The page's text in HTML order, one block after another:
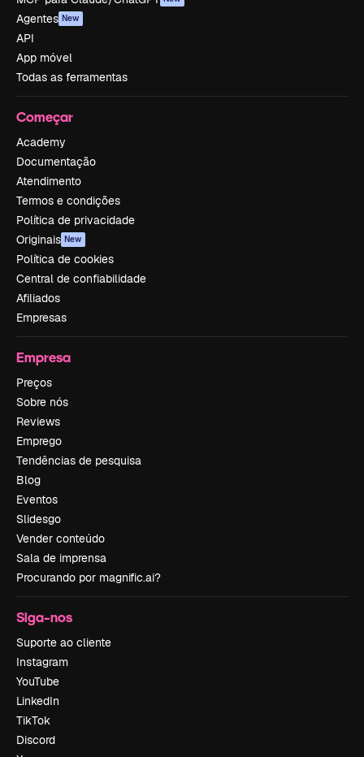
Agentes New
API
App móvel
Todas as ferramentas
Começar
Academy
Documentação
Atendimento
Termos e condições
Política de privacidade
Originais New
Política de cookies
Central de confiabilidade
Afiliados
Empresas
Empresa
Preços
Sobre nós
Reviews
Emprego
Tendências de pesquisa
Blog
Eventos
Slidesgo
Vender conteúdo
Sala de imprensa
Procurando por magnific.ai?
Siga-nos
Suporte ao cliente
Instagram
YouTube
LinkedIn
TikTok
Discord